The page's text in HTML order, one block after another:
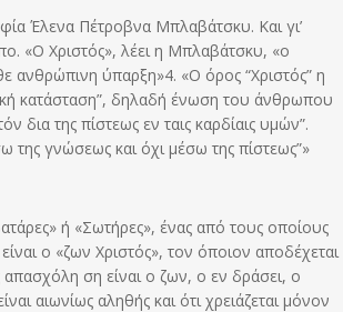
Έλενα Πέτροβνα Μπλαβάτσκυ. Και γι’
«Ο Χριστός», λέει η Μπλαβάτσκυ, «ο
ύπαρξη»4. «Ο όρος “Χριστός” η
κατάσταση”, δηλαδή ένωση του άνθρωπου
δια της πίστεως εν ταις καρδίαις υμών”.
της γνώσεως και όχι μέσω της πίστεως”»
ή «Σωτήρες», ένας από τους οποίους
ο «ζων Χριστός», τον όποιον αποδέχεται
ση είναι ο ζων, ο εν δράσει, ο
αιωνίως αληθής και ότι χρειάζεται μόνον